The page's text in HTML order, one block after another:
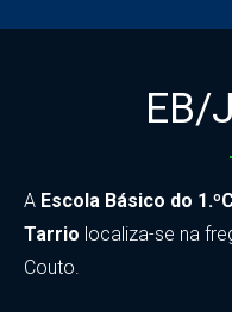
EB/
A Escola Básico do
Tarrio localiza-se na
Couto.